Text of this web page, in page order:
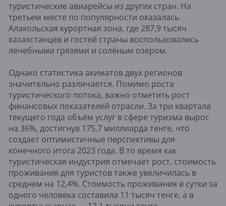
туристические авиарейсы из других стран. На
третьем месте по популярности оказалась
Алакольская курортная зона, где 287,9 тысяч
казахстанцев и гостей страны воспользовались
лечебными грязями и солёным озером.
Однако статистика акиматов двух регионов
значительно различается. Помимо роста
туристического потока, важно отметить рост
финансовых показателей отрасли. За три квартала
текущего года объём услуг в сфере туризма вырос
на 36%, достигнув 175,7 миллиарда тенге, что
создает оптимистичные перспективы для
конечного итога 2023 года. В то время как
туристическая индустрия отмечает рост, стоимость
проживания для туристов также увеличилась в
среднем на 12,4%. Стоимость проживания в сутки за
одного человека составила 11 тысяч тенге, а в